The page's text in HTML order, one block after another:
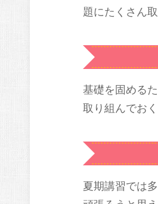
題にたくさん取
基礎を固める
取り組んでお
夏期講習では